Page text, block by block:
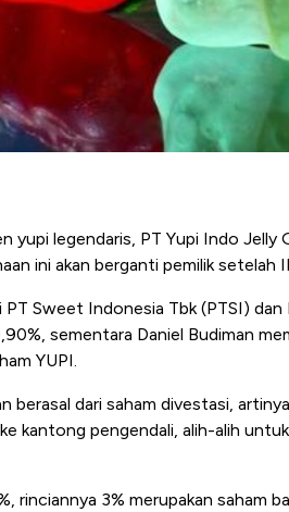
yupi legendaris, PT Yupi Indo Jelly
ini akan berganti pemilik setelah
Sweet Indonesia Tbk (PTSI) dan
sementara Daniel Budiman
YUPI.
berasal dari saham divestasi,
kantong pengendali, alih-alih
rinciannya 3% merupakan saham